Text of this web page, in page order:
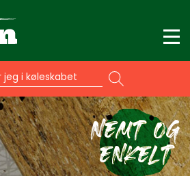
jeg i køleskabet
NEMT OG
ENKELT